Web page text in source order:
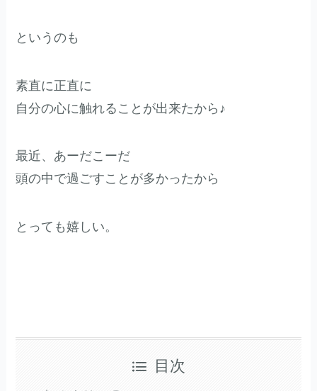
というのも
素直に正直に
自分の心に触れることが出来たから♪
最近、あーだこーだ
頭の中で過ごすことが多かったから
とっても嬉しい。
目次